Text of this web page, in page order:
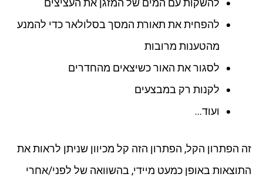
להשקות עם המים של המזגן את העציצים
להפחית את תאורת המסך בסלולאר כדי להמנע
מהטענות מרובות
לסגור את האור כשיצאים מהחדרים
לקנות רק במבצעים
ועוד…
זה הפתרון הקל, הפתרון הזה קל מכיוון שניתן לראות את
התוצאות באופן כמעט מיידי, בהשוואה של לפני/אחרי